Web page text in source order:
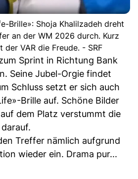
Brille»: Shoja Khalilzadeh dreht
an der WM 2026 durch. Kurz
der VAR die Freude. - SRF
Sprint in Richtung Bank
Seine Jubel-Orgie findet
Schluss setzt er sich auch
Brille auf. Schöne Bilder
dem Platz verstummt die
Treffer nämlich aufgrund
wieder ein. Drama pur...